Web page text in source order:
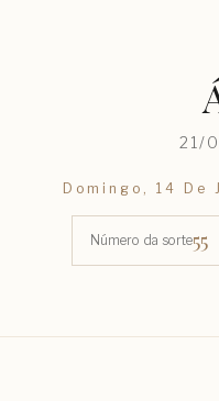
21/
Domingo, 14 De
Número da sorte55